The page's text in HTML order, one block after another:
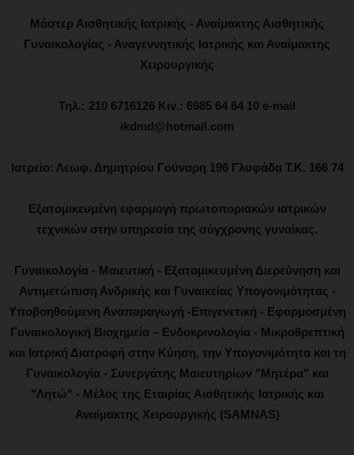
Μάστερ Αισθητικής Ιατρικής - Αναίμακτης Αισθητικής
Γυναικολογίας - Αναγεννητικής Ιατρικής και Αναίμακτης
Χειρουργικής
Τηλ.: 210 6716126 Κιν.: 6985 64 64 10 e-mail
ikdmd@hotmail.com
Ιατρείο: Λεωφ. Δημητρίου Γούναρη 196 Γλυφάδα Τ.Κ. 166 74
Εξατομικευμένη εφαρμογή πρωτοποριακών ιατρικών
τεχνικών στην υπηρεσία της σύγχρονης γυναίκας.
Γυναικολογία - Μαιευτική - Εξατομικευμένη Διερεύνηση και
Αντιμετώπιση Ανδρικής και Γυναικείας Υπογονιμότητας -
Υποβοηθούμενη Αναπαραγωγή -Επιγενετική - Εφαρμοσμένη
Γυναικολογική Βιοχημεία – Ενδοκρινολογία - Μικροθρεπτική
και Ιατρική Διατροφή στην Κύηση, την Υπογονιμότητα και τη
Γυναικολογία - Συνεργάτης Μαιευτηρίων "Μητέρα" και
"Λητώ" - Μέλος της Εταιρίας Αισθητικής Ιατρικής και
Αναίμακτης Χειρουργικής (SAMNAS)